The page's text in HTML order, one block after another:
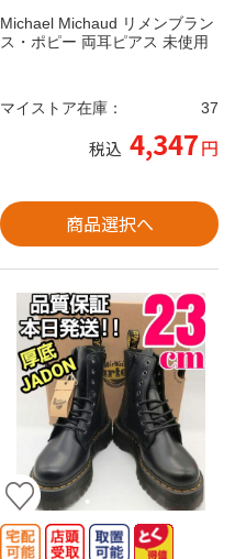
Michael Michaud リメンブラン
ス・ポピー 両耳ピアス 未使用
マイストア在庫： 37
税込 4,347円
商品選択へ